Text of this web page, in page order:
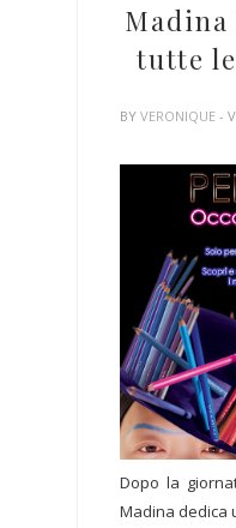
tutte
BYVERONIQUE-
Dopo la
Madina dedica